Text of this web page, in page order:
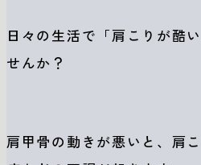
日々の生活で「肩こりが酷
せんか？
肩甲骨の動きが悪いと、肩